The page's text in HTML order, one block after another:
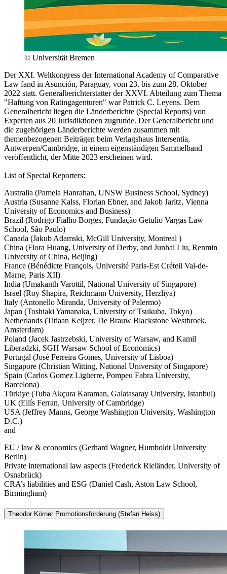
© Universität Bremen
Der XXI. Weltkongress der International Academy of Comparative
Law fand in Asunción, Paraguay, vom 23. bis zum 28. Oktober
2022 statt. Generalberichterstatter der XXVI. Abteilung zum Thema
"Haftung von Ratingagenturen" war Patrick C. Leyens. Dem
Generalbericht liegen die Länderberichte (Special Reports) von
Experten aus 20 Jurisdiktionen zugrunde. Der Generalbericht und
die zugehörigen Länderberichte werden zusammen mit
themenbezogenen Beiträgen beim Verlagshaus Intersentia,
Antwerpen/Cambridge, in einem eigenständigen Sammelband
veröffentlicht, der Mitte 2023 erscheinen wird.
List of Special Reporters:
Australia (Pamela Hanrahan, UNSW Business School, Sydney)
Austria (Susanne Kalss, Florian Ebner, and Jakob Jaritz, Vienna
University of Economics and Business)
Brazil (Rodrigo Fialho Borges, Fundação Getulio Vargas Law
School, São Paulo)
Canada (Jakub Adamski, McGill University, Montreal )
China (Flora Huang, University of Derby, and Junhai Liu, Renmin
University of China, Beijing)
France (Bénédicte François, Université Paris-Est Créteil Val-de-
Marne, Paris XII)
India (Umakanth Varottil, National University of Singapore)
Israel (Roy Shapira, Reichmann University, Herzliya)
Italy (Antonello Miranda, University of Palermo)
Japan (Toshiaki Yamanaka, University of Tsukuba, Tokyo)
Netherlands (Titiaan Keijzer, De Brauw Blackstone Westbroek,
Amsterdam)
Poland (Jacek Jastrzebski, University of Warsaw, and Kamil
Liberadzki, SGH Warsaw School of Economics)
Portugal (José Ferreira Gomes, University of Lisboa)
Singapore (Christian Witting, National University of Singapore)
Spain (Carlos Gomez Ligüerre, Pompeu Fabra University,
Barcelona)
Türkiye (Tuba Akçura Karaman, Galatasaray University, Istanbul)
UK (Eilís Ferran, University of Cambridge)
USA (Jeffrey Manns, George Washington University, Washington
D.C.)
and
EU / law & economics (Gerhard Wagner, Humboldt University
Berlin)
Private international law aspects (Frederick Rieländer, University of
Osnabrück)
CRA’s liabilities and ESG (Daniel Cash, Aston Law School,
Birmingham)
Theodor Körner Promotionsförderung (Stefan Heiss)